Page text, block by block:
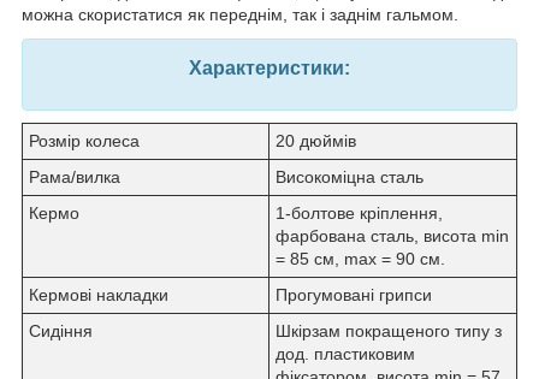
можна скористатися як переднім, так і заднім гальмом.
Характеристики:
Розмір колеса
20 дюймів
Рама/вилка
Високоміцна сталь
Кермо
1-болтове кріплення,
фарбована сталь, висота min
= 85 см, max = 90 см.
Кермові накладки
Прогумовані грипси
Сидіння
Шкірзам покращеного типу з
дод. пластиковим